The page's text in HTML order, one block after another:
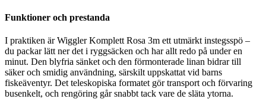
Funktioner och prestanda
I praktiken är Wiggler Komplett Rosa 3m ett utmärkt instegsspö –
du packar lätt ner det i ryggsäcken och har allt redo på under en
minut. Den blyfria sänket och den förmonterade linan bidrar till
säker och smidig användning, särskilt uppskattat vid barns
fiskeäventyr. Det teleskopiska formatet gör transport och förvaring
busenkelt, och rengöring går snabbt tack vare de släta ytorna.